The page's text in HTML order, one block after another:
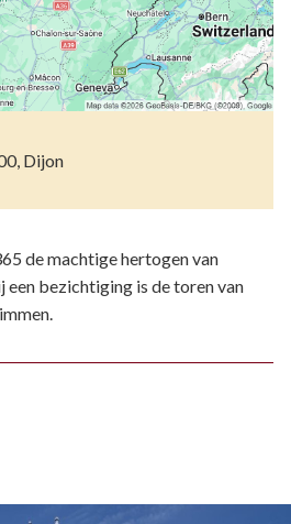
Dijon
de machtige hertogen van
een bezichtiging is de toren van